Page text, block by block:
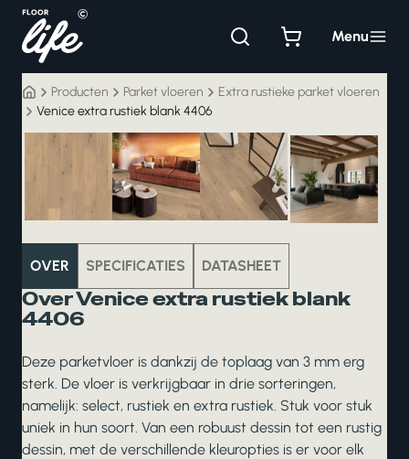
inhoud
Menu
Producten Parket vloeren
Extra rustieke parket vloeren
Venice extra rustiek blank 4406
parket
OVER SPECIFICATIES DATASHEET
Over Venice extra rustiek blank
4406
Deze parketvloer is dankzij de toplaag van 3 mm erg
sterk. De vloer is verkrijgbaar in drie sorteringen,
namelijk: select, rustiek en extra rustiek. Stuk voor stuk
uniek in hun soort. Van een robuust dessin tot een rustig
dessin, met de verschillende kleuropties is er voor elk